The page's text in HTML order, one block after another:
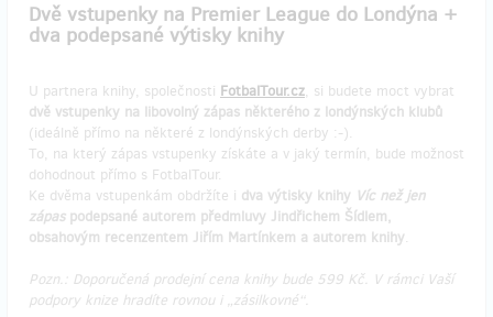
Dvě vstupenky na Premier League do Londýna +
dva podepsané výtisky knihy
U partnera knihy, společnosti FotbalTour.cz, si budete moct vybrat
dvě vstupenky na libovolný zápas některého z londýnských klubů
(ideálně přímo na některé z londýnských derby :-).
To, na který zápas vstupenky získáte a v jaký termín, bude možnost
dohodnout přímo s FotbalTour.
Ke dvěma vstupenkám obdržíte i dva výtisky knihy Víc než jen
zápaspodepsané autorem předmluvy Jindřichem Šídlem,
obsahovým recenzentem Jiřím Martínkem a autorem knihy.
Pozn.: Doporučená prodejní cena knihy bude 599 Kč. V rámci Vaší
podpory knize hradíte rovnou i „zásilkovné“.